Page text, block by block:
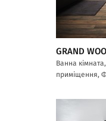
GRAND
Ванна
приміщення,